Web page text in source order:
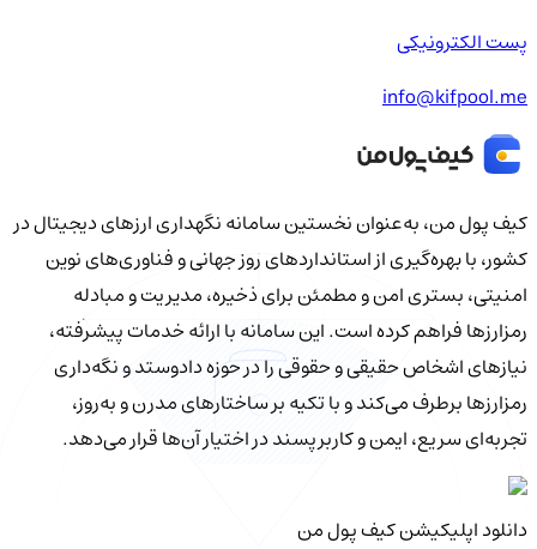
پست الکترونیکی
info@kifpool.me
کیف‌ پول من، به‌عنوان نخستین سامانه نگهداری ارزهای دیجیتال در
کشور، با بهره‌گیری از استانداردهای روز جهانی و فناوری‌های نوین
امنیتی، بستری امن و مطمئن برای ذخیره، مدیریت و مبادله
رمزارزها فراهم کرده است. این سامانه با ارائه خدمات پیشرفته،
نیازهای اشخاص حقیقی و حقوقی را در حوزه دادوستد و نگه‌داری
رمزارزها برطرف می‌کند و با تکیه بر ساختارهای مدرن و به‌روز،
تجربه‌ای سریع، ایمن و کاربرپسند در اختیار آن‌ها قرار می‌دهد.
دانلود اپلیکیشن کیف‌ پول من